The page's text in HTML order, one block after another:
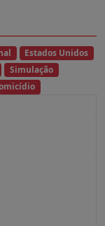
Estados Unidos
Simulação